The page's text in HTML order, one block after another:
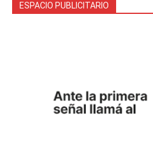
ESPACIO PUBLICITARIO